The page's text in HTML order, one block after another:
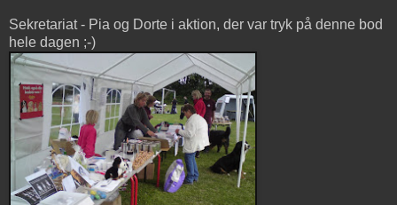
Sekretariat - Pia og Dorte i aktion, der var tryk på denne bod
hele dagen ;-)